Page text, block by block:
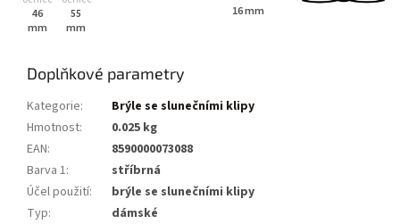
46
mm
55
mm
16 mm
Doplňkové parametry
Kategorie:
Brýle se slunečními klipy
Hmotnost:
0.025 kg
EAN:
8590000073088
Barva 1:
stříbrná
Účel použití:
brýle se slunečními klipy
Typ:
dámské